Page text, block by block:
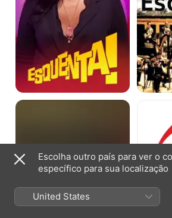
Som
Que
Escolha outro país para ver o
específico para sua localização
United States